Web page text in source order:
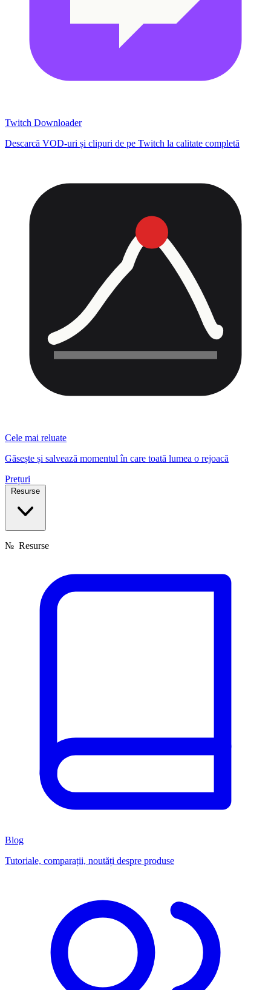
Twitch Downloader
Descarcă VOD-uri și clipuri de pe Twitch la calitate completă
Cele mai reluate
Găsește și salvează momentul în care toată lumea o rejoacă
Prețuri
Resurse
№ Resurse
Blog
Tutoriale, comparații, noutăți despre produse